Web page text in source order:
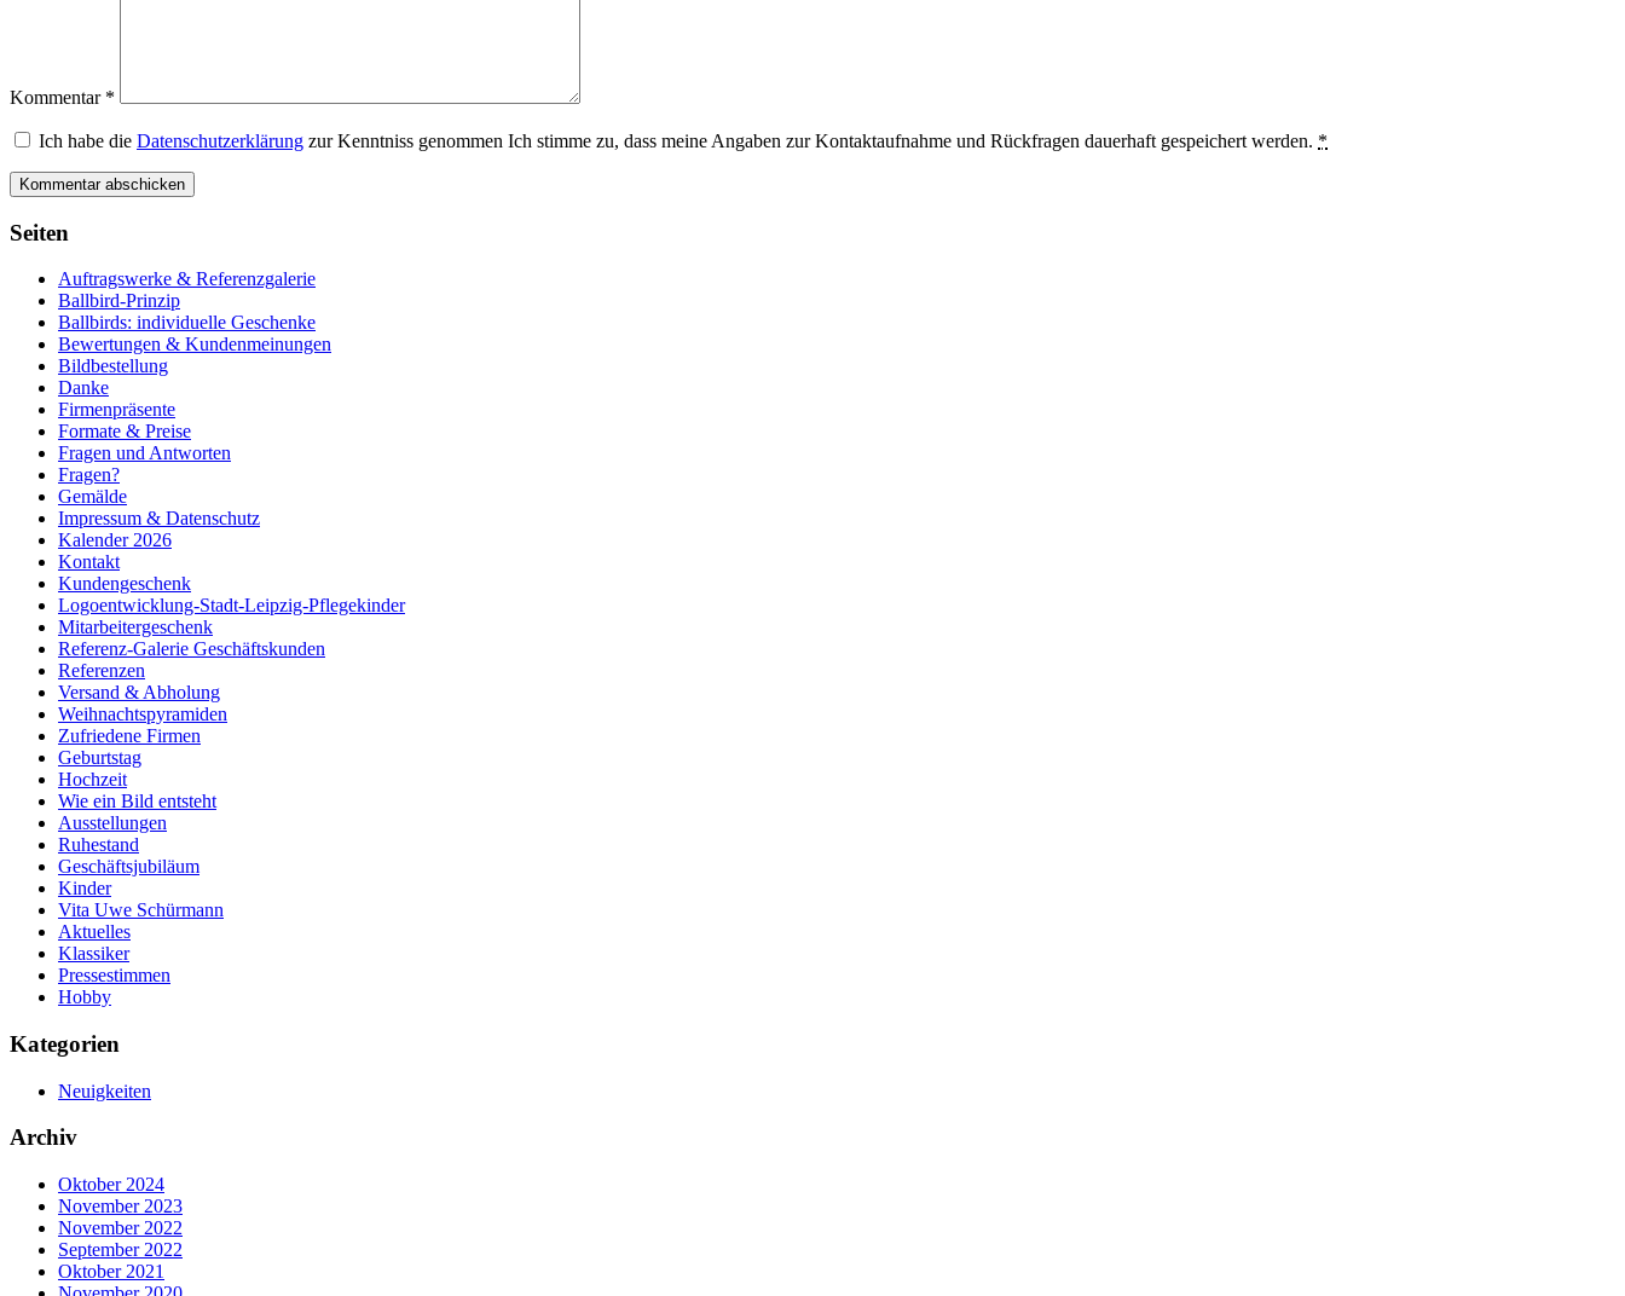
Kommentar *
Ich habe die Datenschutzerklärung zur Kenntniss genommen Ich stimme zu, dass meine Angaben zur Kontaktaufnahme und Rückfragen dauerhaft gespeichert werden. *
Seiten
Auftragswerke & Referenzgalerie
Ballbird-Prinzip
Ballbirds: individuelle Geschenke
Bewertungen & Kundenmeinungen
Bildbestellung
Danke
Firmenpräsente
Formate & Preise
Fragen und Antworten
Fragen?
Gemälde
Impressum & Datenschutz
Kalender 2026
Kontakt
Kundengeschenk
Logoentwicklung-Stadt-Leipzig-Pflegekinder
Mitarbeitergeschenk
Referenz-Galerie Geschäftskunden
Referenzen
Versand & Abholung
Weihnachtspyramiden
Zufriedene Firmen
Geburtstag
Hochzeit
Wie ein Bild entsteht
Ausstellungen
Ruhestand
Geschäftsjubiläum
Kinder
Vita Uwe Schürmann
Aktuelles
Klassiker
Pressestimmen
Hobby
Kategorien
Neuigkeiten
Archiv
Oktober 2024
November 2023
November 2022
September 2022
Oktober 2021